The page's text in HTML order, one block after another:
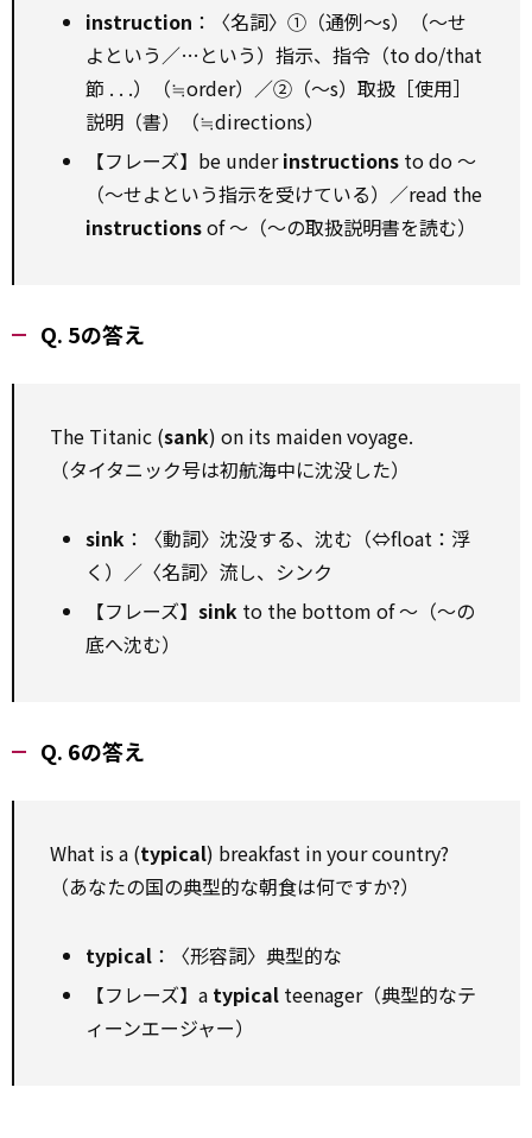
instruction ：〈名詞〉①（通例～s）（～せ
よという／…という）指示、指令（to do/that
節 . . .）（≒order）／②（～s）取扱［使用］
説明（書）（≒directions）
【フレーズ】be underinstructions to do ～
（～せよという指示を受けている）／read the
instructionsof ～（～の取扱説明書を読む）
Q. 5の答え
The Titanic (sank) on its maiden voyage.
（タイタニック号は初航海中に沈没した）
sink ：〈動詞〉沈没する、沈む（⇔float：浮
く）／〈名詞〉流し、シンク
【フレーズ】 sink to the bottom of ～（～の
底へ沈む）
Q. 6の答え
What is a (typical) breakfast in your country?
（あなたの国の典型的な朝食は何ですか?）
typical ：〈形容詞〉典型的な
【フレーズ】a typical teenager（典型的なテ
ィーンエージャー）